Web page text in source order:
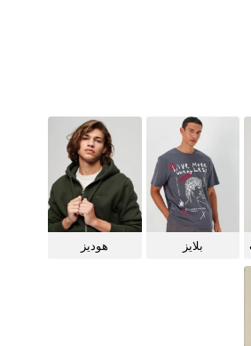
بلايز هوديز